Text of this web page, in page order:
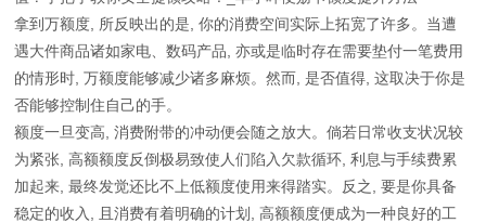
拿到万额度, 所反映出的是, 你的消费空间实际上拓宽了许多。当遭
遇大件商品诸如家电、数码产品, 亦或是临时存在需要垫付一笔费用
的情形时, 万额度能够减少诸多麻烦。然而, 是否值得, 这取决于你是
否能够控制住自己的手。
额度一旦变高, 消费附带的冲动便会随之放大。倘若日常收支状况较
为紧张, 高额额度反倒极易致使人们陷入欠款循环, 利息与手续费累
加起来, 最终发觉还比不上低额度使用来得踏实。反之, 要是你具备
稳定的收入, 且消费有着明确的计划, 高额额度便成为一种良好的工